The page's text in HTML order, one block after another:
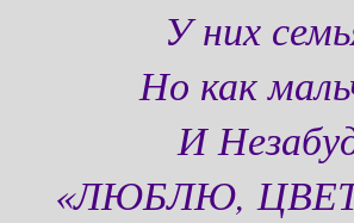
У них
Но как
И
«ЛЮБЛЮ,